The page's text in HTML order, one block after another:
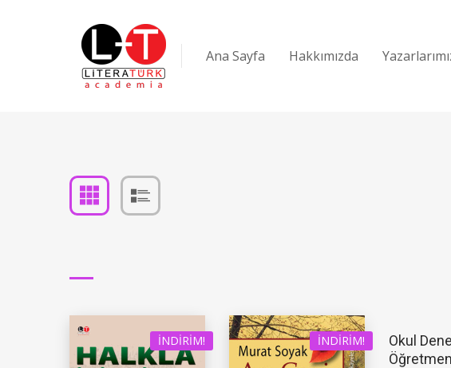
Ana Sayfa Hakkımızda
İNDIRIM! İNDIRIM!
Okul